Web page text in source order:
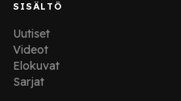
SISÄLTÖ
Uutiset
Videot
Elokuvat
Sarjat